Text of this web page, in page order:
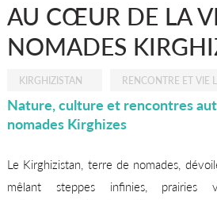
AU CŒUR DE LA
NOMADES
KIRGHIZISTAN RENCONTRE ET VIE
Nature, culture et rencontres
nomades Kirghizes
Le Kirghizistan, terre de nomades,
mêlant steppes infinies, prairies